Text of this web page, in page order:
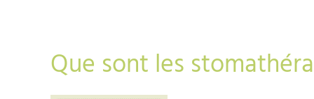
Que sont les